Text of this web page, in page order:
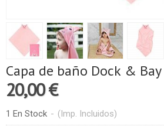
Capa de baño Dock &
20,00 €
1 En Stock - (Imp. Incluidos)